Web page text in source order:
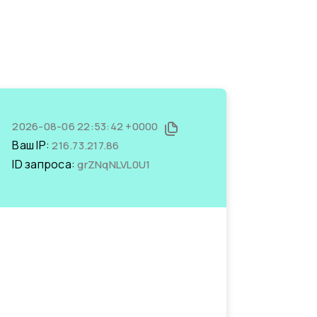
2026-08-06 22:53:42 +0000
Ваш IP:216.73.217.86
ID запроса:grZNqNLVL0U1